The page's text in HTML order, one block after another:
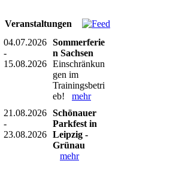
Veranstaltungen
04.07.2026
-
15.08.2026
Sommerferie
n Sachsen
Einschränkun
gen im
Trainingsbetri
eb! mehr
21.08.2026
-
23.08.2026
Schönauer
Parkfest in
Leipzig -
Grünau
mehr